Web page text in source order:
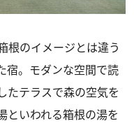
のイメージとは違う
宿。モダンな空間で読
たテラスで森の空気を
といわれる箱根の湯を